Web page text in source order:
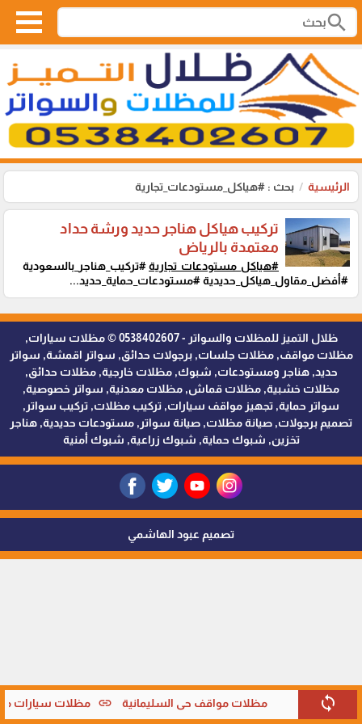
search
الرئيسية بحث : #هياكل_مستودعات_تجارية
sync مظلات مواقف حي السليمانية link مظلات سيارات
تركيب هياكل هناجر حديد ورشة حداد
معتمدة بالرياض
#هياكل_مستودعات_تجارية#تركيب_هناجر_بالسعودية
#أفضل_مقاول_هياكل_حديدية #مستودعات_حماية_حديد...
ظلال التميز للمظلات والسواتر - 0538402607 © مظلات سيارات,
مظلات مواقف, مظلات جلسات, برجولات حدائق, سواتر اقمشة, سواتر
حديد, هناجر ومستودعات, شبوك, مظلات خارجية, مظلات حدائق,
مظلات خشبية, مظلات قماش, مظلات معدنية, سواتر خصوصية,
سواتر حماية, تجهيز مواقف سيارات, تركيب مظلات, تركيب سواتر,
تصميم برجولات, صيانة مظلات, صيانة سواتر, مستودعات حديدية, هناجر
تخزين, شبوك حماية, شبوك زراعية, شبوك أمنية
تصميم عبود الهاشمي